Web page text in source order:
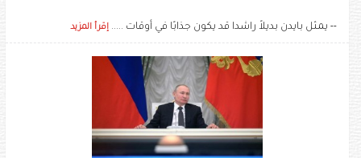
-- يمثل بايدن بديلاً راشدا قد يكون جذابًا في أوقات ..... إقرأ المزيد